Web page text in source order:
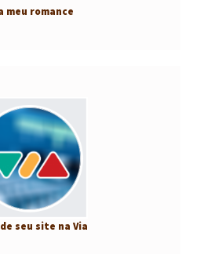
meu romance
seu site na Via